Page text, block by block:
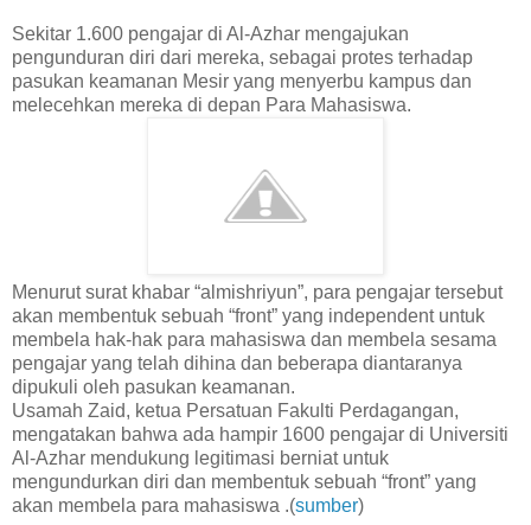
Sekitar 1.600 pengajar di Al-Azhar mengajukan
pengunduran diri dari mereka, sebagai protes terhadap
pasukan keamanan Mesir yang menyerbu kampus dan
melecehkan mereka di depan Para Mahasiswa.
Menurut surat khabar “almishriyun”, para pengajar tersebut
akan membentuk sebuah “front” yang independent untuk
membela hak-hak para mahasiswa dan membela sesama
pengajar yang telah dihina dan beberapa diantaranya
dipukuli oleh pasukan keamanan.
Usamah Zaid, ketua Persatuan Fakulti Perdagangan,
mengatakan bahwa ada hampir 1600 pengajar di Universiti
Al-Azhar mendukung legitimasi berniat untuk
mengundurkan diri dan membentuk sebuah “front” yang
akan membela para mahasiswa .(sumber)